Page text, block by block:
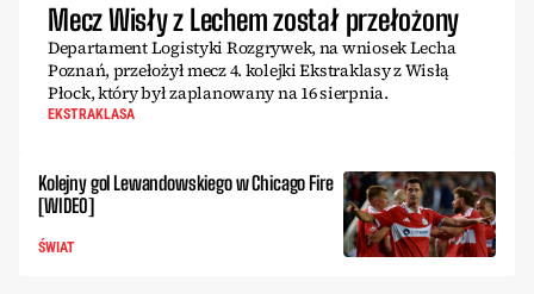
Mecz Wisły z Lechem został przełożony
Departament Logistyki Rozgrywek, na wniosek Lecha
Poznań, przełożył mecz 4. kolejki Ekstraklasy z Wisłą
Płock, który był zaplanowany na 16 sierpnia.
EKSTRAKLASA
Kolejny gol Lewandowskiego w Chicago Fire
[WIDEO]
ŚWIAT